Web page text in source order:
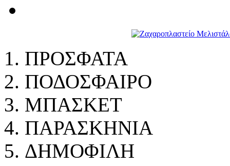
ΠΡΟΣΦΑΤΑ
ΠΟΔΟΣΦΑΙΡΟ
ΜΠΑΣΚΕΤ
ΠΑΡΑΣΚΗΝΙΑ
ΔHMOΦΙΛΗ